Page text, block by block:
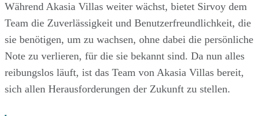
Während Akasia Villas weiter wächst, bietet Sirvoy dem
Team die Zuverlässigkeit und Benutzerfreundlichkeit, die
sie benötigen, um zu wachsen, ohne dabei die persönliche
Note zu verlieren, für die sie bekannt sind. Da nun alles
reibungslos läuft, ist das Team von Akasia Villas bereit,
sich allen Herausforderungen der Zukunft zu stellen.